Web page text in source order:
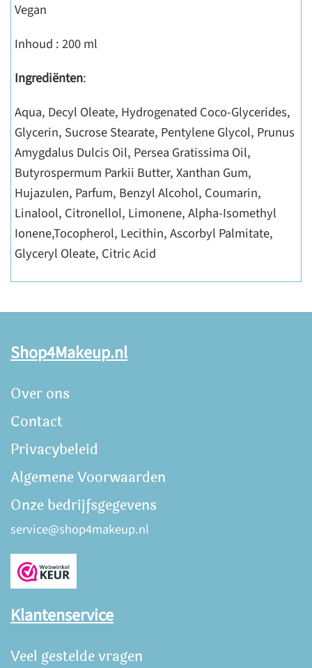
Vegan
Inhoud : 200 ml
Ingrediënten:
Aqua, Decyl Oleate, Hydrogenated Coco-Glycerides,
Glycerin, Sucrose Stearate, Pentylene Glycol, Prunus
Amygdalus Dulcis Oil, Persea Gratissima Oil,
Butyrospermum Parkii Butter, Xanthan Gum,
Hujazulen, Parfum, Benzyl Alcohol, Coumarin,
Linalool, Citronellol, Limonene, Alpha-Isomethyl
Ionene,Tocopherol, Lecithin, Ascorbyl Palmitate,
Glyceryl Oleate, Citric Acid
Shop4Makeup.nl
Over ons
Contact
Privacybeleid
Algemene Voorwaarden
Onze bedrijfsgegevens
service@shop4makeup.nl
Klantenservice
Veel gestelde vragen